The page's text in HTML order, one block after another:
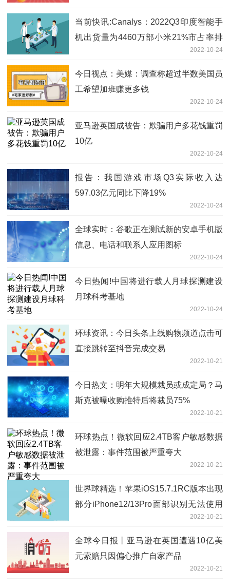
当前快讯:Canalys：2022Q3印度智能手
机出货量为4460万部小米21%市占率排
2022-10-24
今日视点：美媒：调查称超过半数美国员
工希望加班赚更多钱
2022-10-24
亚马逊英国成被告：欺骗用户多花钱重罚
10亿
2022-10-24
报告：我国游戏市场Q3实际收入达
597.03亿元同比下降19%
2022-10-24
全球实时：谷歌正在测试新的安卓手机版
信息、电话和联系人应用图标
2022-10-24
今日热闻!中国将进行载人月球探测建设
月球科考基地
2022-10-24
环球资讯：今日头条上线购物频道点击可
直接跳转至抖音完成交易
2022-10-21
今日热文：明年大规模裁员或成定局？马
斯克被曝收购推特后将裁员75%
2022-10-21
环球热点！微软回应2.4TB客户敏感数据
被泄露：事件范围被严重夸大
2022-10-21
世界球精选！苹果iOS15.7.1RC版本出现
部分iPhone12/13Pro面部识别无法使用
2022-10-21
全球今日报丨亚马逊在英国遭遇10亿美
元索赔只因偏心推广自家产品
2022-10-21